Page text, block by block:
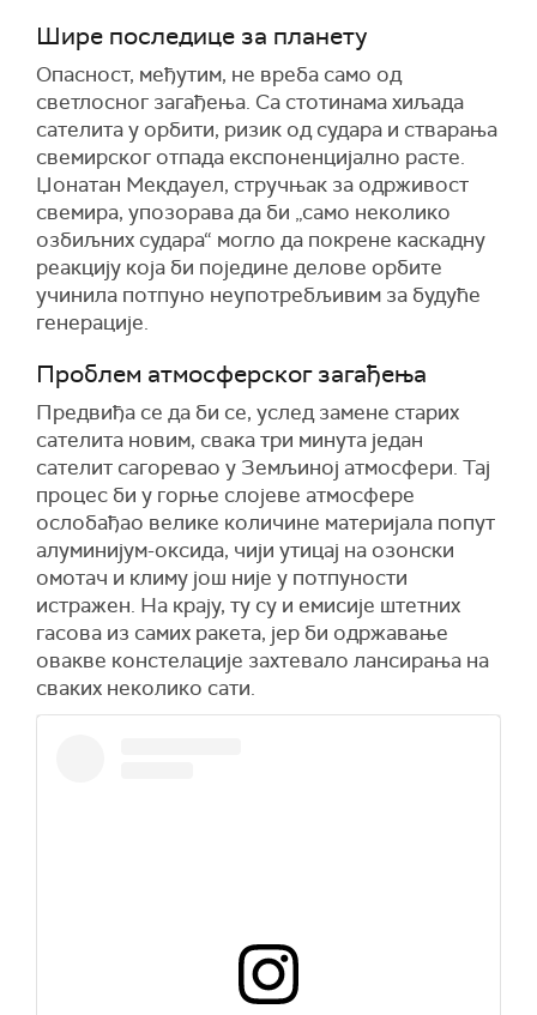
Шире последице за планету
Опасност, међутим, не вреба само од
светлосног загађења. Са стотинама хиљада
сателита у орбити, ризик од судара и стварања
свемирског отпада експоненцијално расте.
Џонатан Мекдауел, стручњак за одрживост
свемира, упозорава да би „само неколико
озбиљних судара“ могло да покрене каскадну
реакцију која би поједине делове орбите
учинила потпуно неупотребљивим за будуће
генерације.
Проблем атмосферског загађења
Предвиђа се да би се, услед замене старих
сателита новим, свака три минута један
сателит сагоревао у Земљиној атмосфери. Тај
процес би у горње слојеве атмосфере
ослобађао велике количине материјала попут
алуминијум-оксида, чији утицај на озонски
омотач и климу још није у потпуности
истражен. На крају, ту су и емисије штетних
гасова из самих ракета, јер би одржавање
овакве констелације захтевало лансирања на
сваких неколико сати.